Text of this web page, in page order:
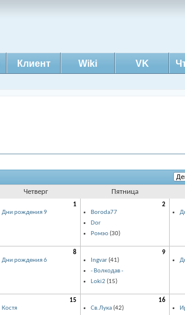
Клиент Wiki VK
Четверг Пятница
1
Дни рождения 9
2
Boroda77
Dor
Ромэо(30)
8
Дни рождения 6
9
Ingvar(41)
- Волкодав -
Loki2 (15)
15
Костя
16
Св.Лука(42)